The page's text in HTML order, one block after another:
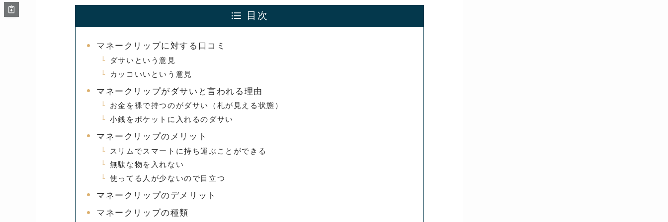
目次
マネークリップに対する口コミ
ダサいという意見
カッコいいという意見
マネークリップがダサいと言われる理由
お金を裸で持つのがダサい（札が見える状態）
小銭をポケットに入れるのダサい
マネークリップのメリット
スリムでスマートに持ち運ぶことができる
無駄な物を入れない
使ってる人が少ないので目立つ
マネークリップのデメリット
マネークリップの種類